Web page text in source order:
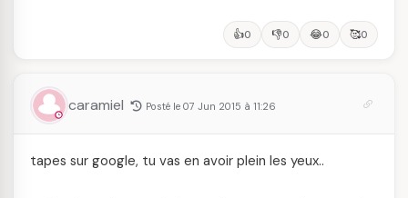
👍0 👎0 😂0 🥰0
caramiel Posté le 07 Jun 2015 à 11:26
tapes sur google, tu vas en avoir plein les yeux..